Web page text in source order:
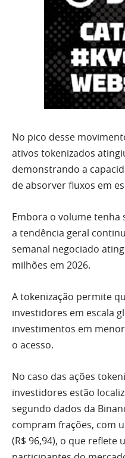
No pico desse
ativos tokenizados
demonstrando a
de absorver fluxos em
Embora o volume tenha
a tendência geral
semanal negociado
milhões em 2026.
A tokenização permite
investidores em escala
investimentos em
o acesso.
No caso das ações
investidores estão
segundo dados da
compram frações, com
(R$ 96,94), o que reflete